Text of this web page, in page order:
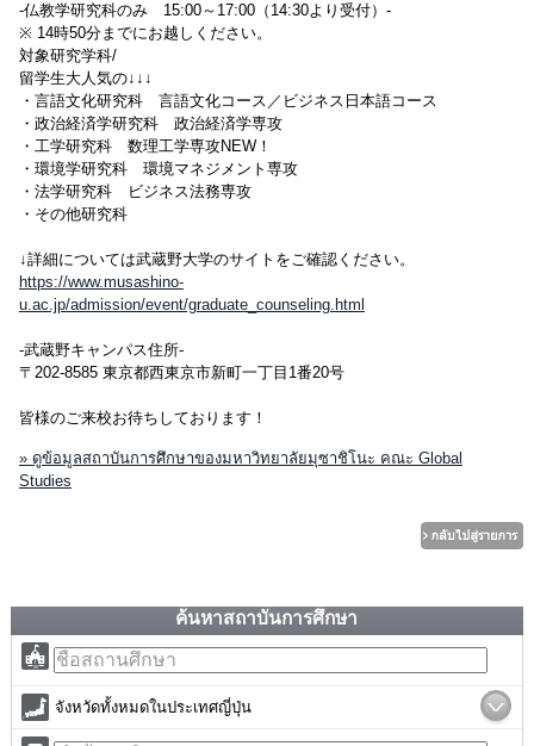
-仏教学研究科のみ 15:00～17:00（14:30より受付）-
※ 14時50分までにお越しください。
対象研究学科/
留学生大人気の↓↓↓
・言語文化研究科 言語文化コース／ビジネス日本語コース
・政治経済学研究科 政治経済学専攻
・工学研究科 数理工学専攻NEW！
・環境学研究科 環境マネジメント専攻
・法学研究科 ビジネス法務専攻
・その他研究科
↓詳細については武蔵野大学のサイトをご確認ください。
https://www.musashino-
u.ac.jp/admission/event/graduate_counseling.html
-武蔵野キャンパス住所-
〒202-8585 東京都西東京市新町一丁目1番20号
皆様のご来校お待ちしております！
» ดูข้อมูลสถาบันการศึกษาของมหาวิทยาลัยมุซาชิโนะ คณะ Global
Studies
ค้นหาสถาบันการศึกษา
จังหวัดทั้งหมดในประเทศญี่ปุ่น